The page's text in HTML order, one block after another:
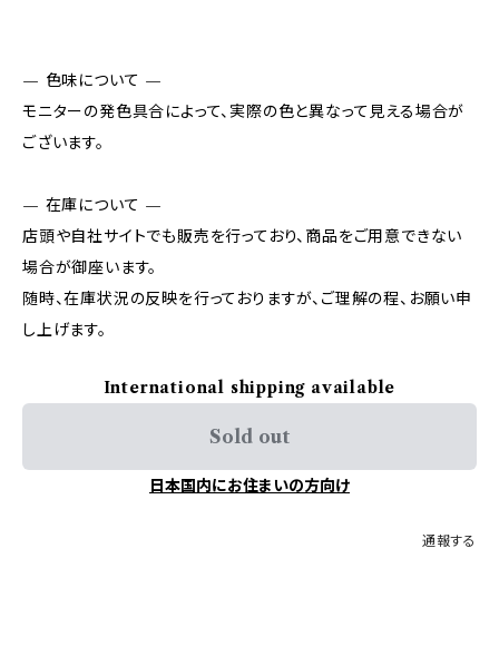
— 色味について —
モニターの発色具合によって、実際の色と異なって見える場合が
ございます。
— 在庫について —
店頭や自社サイトでも販売を行っており、商品をご用意できない
場合が御座います。
随時、在庫状況の反映を行っておりますが、ご理解の程、お願い申
し上げます。
International shipping available
Sold out
日本国内にお住まいの方向け
通報する